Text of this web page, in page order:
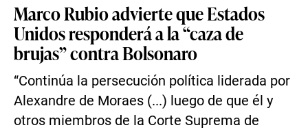
Marco Rubio advierte que Estados
Unidos responderá a la “caza de
brujas” contra Bolsonaro
“Continúa la persecución política liderada por
Alexandre de Moraes (...) luego de que él y
otros miembros de la Corte Suprema de